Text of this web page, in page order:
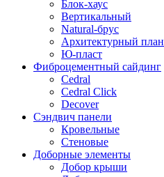
Блок-хаус
Вертикальный
Natural-брус
Архитектурный
Ю-пласт
Фиброцементный сайдинг
Cedral
Cedral Click
Decover
Сэндвич панели
Кровельные
Стеновые
Доборные элементы
Добор крыши